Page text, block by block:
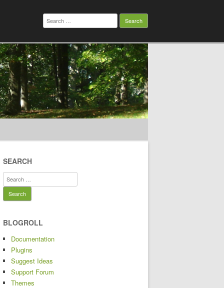
Search
for:
SEARCH
Search
for:
BLOGROLL
Documentation
Plugins
Suggest Ideas
Support Forum
Themes